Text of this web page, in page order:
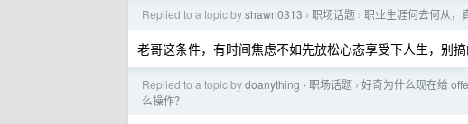
Replied to a topic byshawn0313 › 职场话题 › 职业生涯何去何从，
老哥这条件，有时间焦虑不如先放松心态享受下人生，别
Replied to a topic bydoanything › 职场话题 › 好奇为什么现在给
么操作？